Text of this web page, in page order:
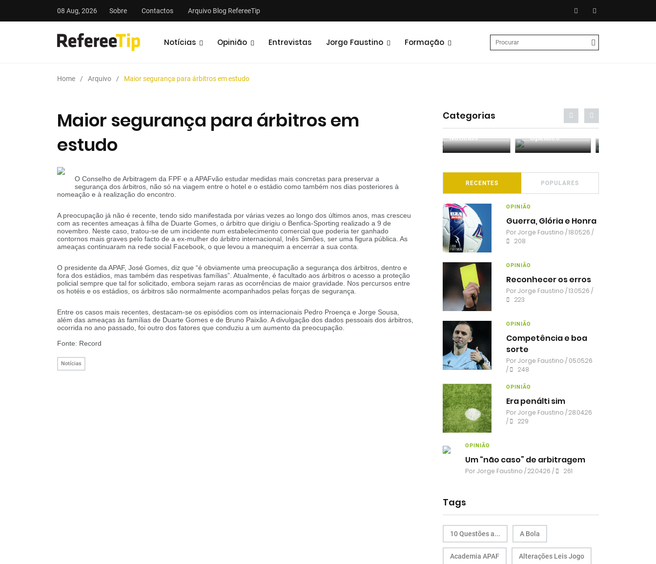
08 Aug, 2026 Sobre Contactos Arquivo Blog RefereeTip
Notícias Opinião Entrevistas Jorge Faustino Formação
Home Arquivo Maior segurança para árbitros em estudo
Maior segurança para árbitros em
estudo
O Conselho de Arbitragem da FPF e a APAFvão estudar medidas mais concretas para preservar a
segurança dos árbitros, não só na viagem entre o hotel e o estádio como também nos dias posteriores à
nomeação e à realização do encontro.
A preocupação já não é recente, tendo sido manifestada por várias vezes ao longo dos últimos anos, mas cresceu
com as recentes ameaças à filha de Duarte Gomes, o árbitro que dirigiu o Benfica-Sporting realizado a 9 de
novembro. Neste caso, tratou-se de um incidente num estabelecimento comercial que poderia ter ganhado
contornos mais graves pelo facto de a ex-mulher do árbitro internacional, Inês Simões, ser uma figura pública. As
ameaças continuaram na rede social Facebook, o que levou a manequim a encerrar a sua conta.
O presidente da APAF, José Gomes, diz que “é obviamente uma preocupação a segurança dos árbitros, dentro e
fora dos estádios, mas também das respetivas famílias”. Atualmente, é facultado aos árbitros o acesso a proteção
policial sempre que tal for solicitado, embora sejam raras as ocorrências de maior gravidade. Nos percursos entre
os hotéis e os estádios, os árbitros são normalmente acompanhados pelas forças de segurança.
Entre os casos mais recentes, destacam-se os episódios com os internacionais Pedro Proença e Jorge Sousa,
além das ameaças às famílias de Duarte Gomes e de Bruno Paixão. A divulgação dos dados pessoais dos árbitros,
ocorrida no ano passado, foi outro dos fatores que conduziu a um aumento da preocupação.
Fonte: Record
Notícias
Categorias
Análises Entrevistas Análises
RECENTES POPULARES
OPINIÃO
Guerra, Glória e Honra
PorJorge Faustino / 18.05.26 /
208
OPINIÃO
Reconhecer os erros
PorJorge Faustino / 13.05.26 /
223
OPINIÃO
Competência e boa
sorte
PorJorge Faustino / 05.05.26
/
248
OPINIÃO
Era penálti sim
PorJorge Faustino / 28.04.26
/
229
OPINIÃO
Um “não caso” de arbitragem
PorJorge Faustino / 22.04.26 / 261
Tags
10 Questões a... A Bola
Academia APAF Alterações Leis Jogo